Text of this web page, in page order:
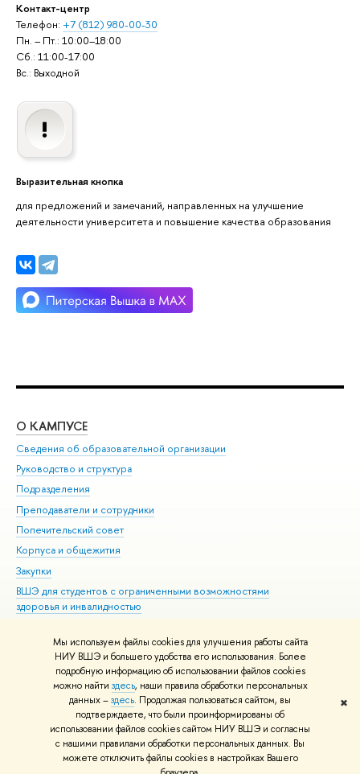
Мы используем файлы cookies для улучшения работы сайта
НИУ ВШЭ и большего удобства его использования. Более
подробную информацию об использовании файлов cookies
можно найти здесь, наши правила обработки персональных
данных –здесь. Продолжая пользоваться сайтом, вы
подтверждаете, что были проинформированы об
использовании файлов cookies сайтом НИУ ВШЭ и согласны
с нашими правилами обработки персональных данных. Вы
можете отключить файлы cookies в настройках Вашего
✖
Контакт-центр
Телефон: +7 (812) 980-00-30
Пн. – Пт.: 10:00–18:00
Сб.: 11:00-17:00
Вс.: Выходной
Выразительная кнопка
для предложений и замечаний, направленных на улучшение
деятельности университета и повышение качества образования
О КАМПУСЕ
Сведения об образовательной организации
Руководство и структура
Подразделения
Преподаватели и сотрудники
Попечительский совет
Корпуса и общежития
Закупки
ВШЭ для студентов с ограниченными возможностями
здоровья и инвалидностью
Единая платежная страница
© НИУ ВШЭ 1993–2026 Адреса и контакты Условия использования
материалов Политика конфиденциальности Карта сайта
Шрифты HSE Sans и HSE Slab разработаны вШколе дизайна НИУ ВШЭ